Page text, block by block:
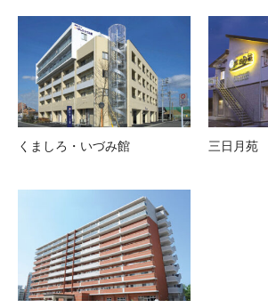
くましろ・いづみ館 三日月苑